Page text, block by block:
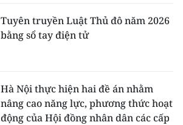
Tuyên truyền Luật Thủ đô năm 2026
bằng sổ tay điện tử
Hà Nội thực hiện hai đề án nhằm
nâng cao năng lực, phương thức hoạt
động của Hội đồng nhân dân các cấp